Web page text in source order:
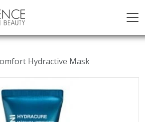
Hydractive Mask